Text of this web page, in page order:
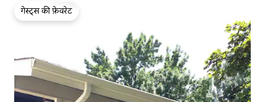
गेस्ट्स की फ़ेवरेट
गेस्ट्स की फ़ेवरेट